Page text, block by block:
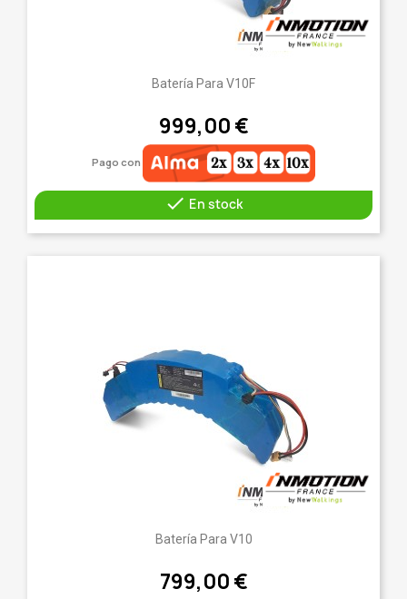
Batería Para V10F
999,00 €
Pago con
 En stock
Batería Para V10
799,00 €